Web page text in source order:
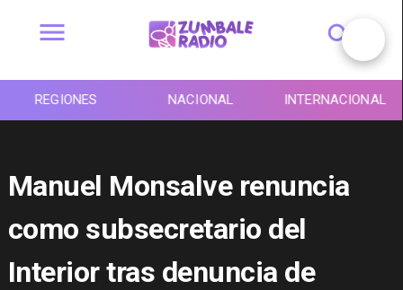
REGIONES NACIONAL INTERNACIONAL
Manuel Monsalve renuncia
como subsecretario del
Interior tras denuncia de